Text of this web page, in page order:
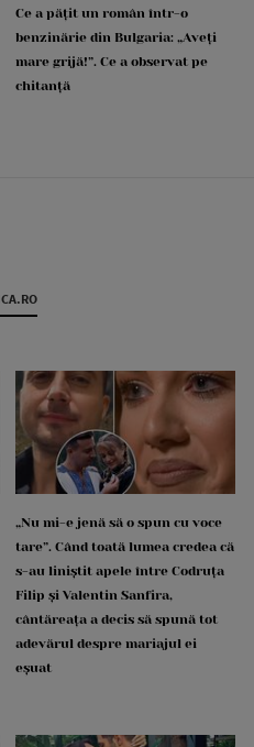
Ce a pățit un român într-o
benzinărie din Bulgaria: „Aveți
mare grijă!”. Ce a observat pe
chitanță
„Nu mi-e jenă să o spun cu voce
tare”. Când toată lumea credea că
s-au liniștit apele între Codruța
Filip și Valentin Sanfira,
cântăreața a decis să spună tot
adevărul despre mariajul ei
eșuat